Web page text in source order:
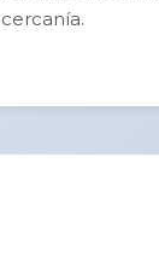
cercanía.